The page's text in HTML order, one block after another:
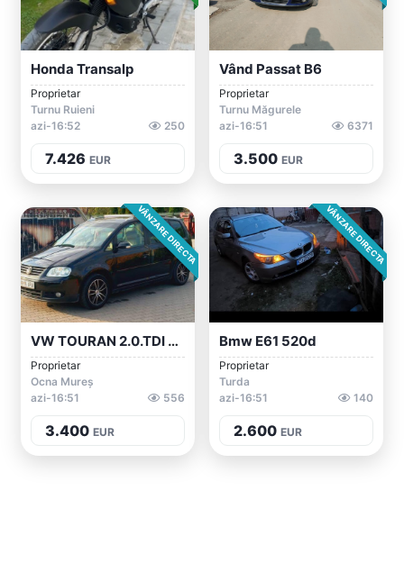
Honda Transalp
Proprietar
Turnu Ruieni
azi-16:52
250
7.426 EUR
Vând Passat B6
Proprietar
Turnu Măgurele
azi-16:51
6371
3.500 EUR
VÂNZARE DIRECTA
VW TOURAN 2.0.TDI AUTOMAT
Proprietar
Ocna Mureș
azi-16:51
556
3.400 EUR
VÂNZARE DIRECTA
Bmw E61 520d
Proprietar
Turda
azi-16:51
140
2.600 EUR